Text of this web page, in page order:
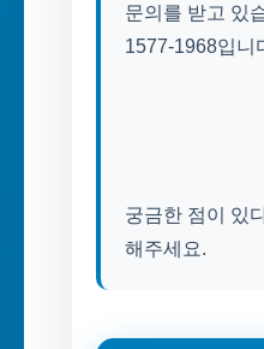
문의를 받고 있
1577-1968입니
궁금한 점이 있
해주세요.